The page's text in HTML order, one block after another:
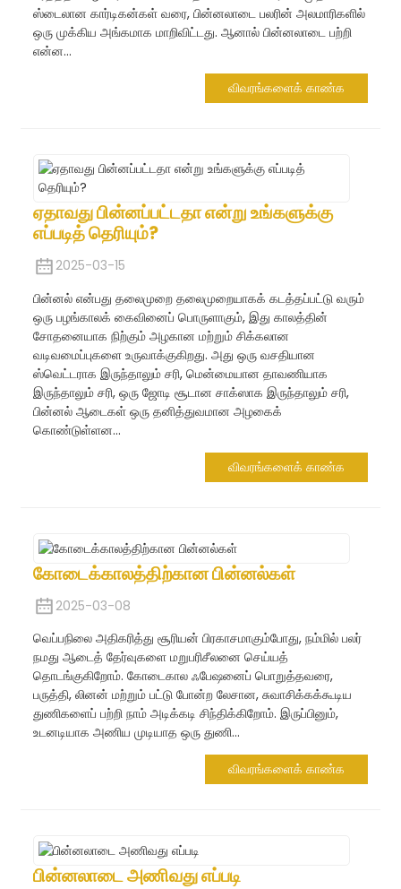
ஸ்டைலான கார்டிகன்கள் வரை, பின்னலாடை பலரின் அலமாரிகளில்
ஒரு முக்கிய அங்கமாக மாறிவிட்டது. ஆனால் பின்னலாடை பற்றி
என்ன...
விவரங்களைக் காண்க
ஏதாவது பின்னப்பட்டதா என்று உங்களுக்கு
எப்படித் தெரியும்?
2025-03-15
பின்னல் என்பது தலைமுறை தலைமுறையாகக் கடத்தப்பட்டு வரும்
ஒரு பழங்காலக் கைவினைப் பொருளாகும், இது காலத்தின்
சோதனையாக நிற்கும் அழகான மற்றும் சிக்கலான
வடிவமைப்புகளை உருவாக்குகிறது. அது ஒரு வசதியான
ஸ்வெட்டராக இருந்தாலும் சரி, மென்மையான தாவணியாக
இருந்தாலும் சரி, ஒரு ஜோடி சூடான சாக்ஸாக இருந்தாலும் சரி,
பின்னல் ஆடைகள் ஒரு தனித்துவமான அழகைக்
கொண்டுள்ளன...
விவரங்களைக் காண்க
கோடைக்காலத்திற்கான பின்னல்கள்
2025-03-08
வெப்பநிலை அதிகரித்து சூரியன் பிரகாசமாகும்போது, ​​நம்மில் பலர்
நமது ஆடைத் தேர்வுகளை மறுபரிசீலனை செய்யத்
தொடங்குகிறோம். கோடைகால ஃபேஷனைப் பொறுத்தவரை,
பருத்தி, லினன் மற்றும் பட்டு போன்ற லேசான, சுவாசிக்கக்கூடிய
துணிகளைப் பற்றி நாம் அடிக்கடி சிந்திக்கிறோம். இருப்பினும்,
உடனடியாக அணிய முடியாத ஒரு துணி...
விவரங்களைக் காண்க
பின்னலாடை அணிவது எப்படி